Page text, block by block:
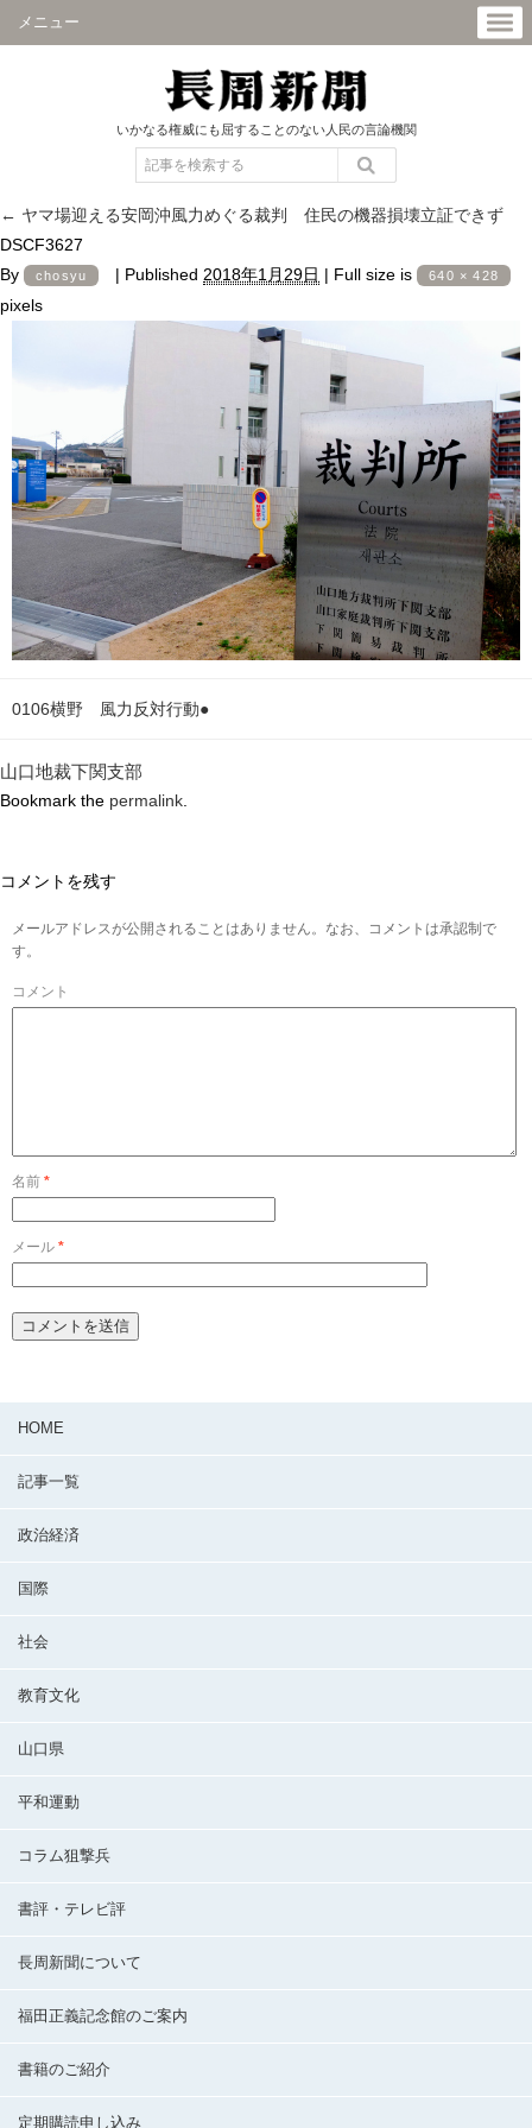
メニュー
いかなる権威にも屈することのない人民の言論機関
← ヤマ場迎える安岡沖風力めぐる裁判 住民の機器損壊立証できず
DSCF3627
By
chosyu | Published 2018年1月29日 | Full size is 640 × 428
pixels
0106横野 風力反対行動●
山口地裁下関支部
Bookmark the permalink
コメントを残す
メールアドレスが公開されることはありません。なお、コメントは承認制で
す。
コメント
名前 *
メール *
HOME
記事一覧
政治経済
国際
社会
教育文化
山口県
平和運動
コラム狙撃兵
書評・テレビ評
長周新聞について
福田正義記念館のご案内
書籍のご紹介
定期購読申し込み